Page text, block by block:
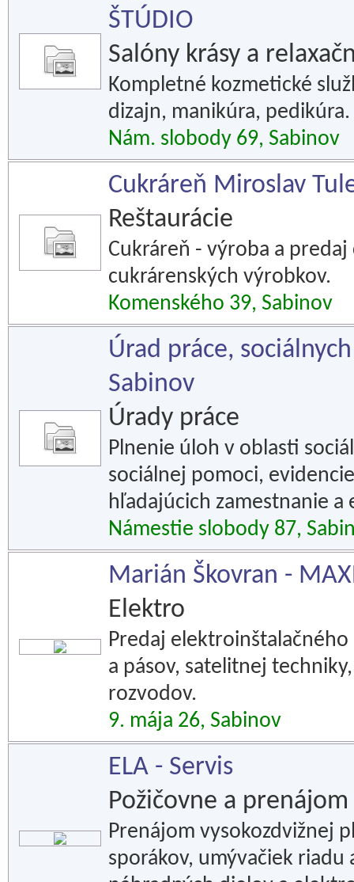
ŠTÚDIO
Salóny krásy a
Kompletné kozmetické
dizajn, manikúra, pedikúra.
Nám. slobody 69, Sabinov
Cukráreň Miroslav
Reštaurácie
Cukráreň - výroba a
cukrárenských výrobkov.
Komenského 39, Sabinov
Úrad práce,
Sabinov
Úrady práce
Plnenie úloh v oblasti
sociálnej pomoci,
hľadajúcich zamestnanie
Námestie slobody 87,
Marián Škovran -
Elektro
Predaj
a pásov, satelitnej
rozvodov.
9. mája 26, Sabinov
ELA - Servis
Požičovne a prenájom
Prenájom vysokozdvižnej
sporákov, umývačiek